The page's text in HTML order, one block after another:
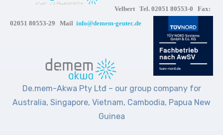
Velbert Tel. 02051 80553-0 Fax:
02051 80553-29 Mail info@demem-geutec.de
De.mem-Akwa Pty Ltđ – our group company for
Australia, Singapore, Vietnam, Cambodia, Papua New
Guinea